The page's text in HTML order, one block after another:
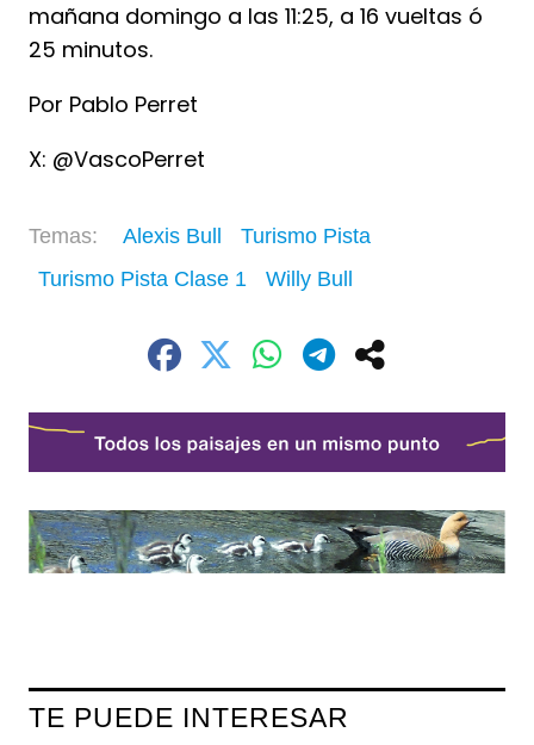
mañana domingo a las 11:25, a 16 vueltas ó
25 minutos.
Por Pablo Perret
X: @VascoPerret
Alexis Bull
Turismo Pista
Turismo Pista Clase 1
Willy Bull
TE PUEDE INTERESAR